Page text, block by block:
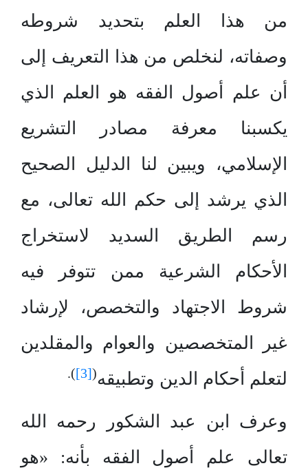
من هذا العلم بتحديد شروطه
وصفاته، لنخلص من هذا التعريف إلى
أن علم أصول الفقه هو العلم الذي
يكسبنا معرفة مصادر التشريع
الإسلامي، ويبين لنا الدليل الصحيح
الذي يرشد إلى حكم الله تعالى، مع
رسم الطريق السديد لاستخراج
الأحكام الشرعية ممن تتوفر فيه
شروط الاجتهاد والتخصص، لإرشاد
غير المتخصصين والعوام والمقلدين
لتعلم أحكام الدين وتطبيقه(
[3]
).
وعرف ابن عبد الشكور رحمه الله
تعالى علم أصول الفقه بأنه: «هو